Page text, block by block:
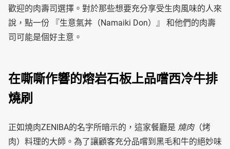
歡迎的肉壽司選擇。對於那些想要充分享受生肉風味的人來
說，點一份 『生意氣丼（Namaiki Don）』 和他們的肉壽
司可能是個好主意。
在嘶嘶作響的熔岩石板上品嚐西冷牛排
燒刷
正如燒肉ZENIBA的名字所暗示的，這家餐廳是 燒肉（烤
肉）料理的大師。為了讓顧客充分品嚐到黑毛和牛的絕妙味